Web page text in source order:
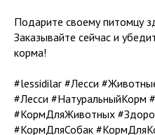
Подарите своему питомцу
Заказывайте сейчас и
корма!
#lessidilar #Лесси
#Лесси #НатуральныйКорм
#КормДляЖивотных
#КормДляСобак